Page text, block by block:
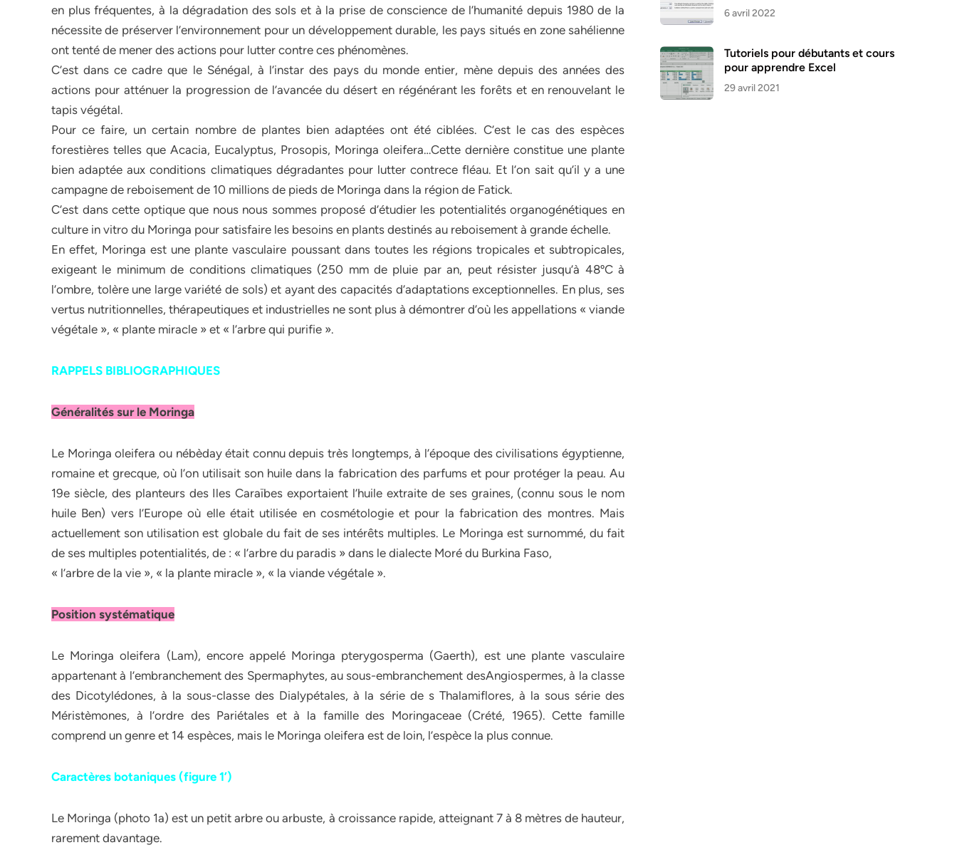
en plus fréquentes, à la dégradation des sols et à la prise de conscience de l’humanité depuis 1980 de la
nécessite de préserver l’environnement pour un développement durable, les pays situés en zone sahélienne
ont tenté de mener des actions pour lutter contre ces phénomènes.
C’est dans ce cadre que le Sénégal, à l’instar des pays du monde entier, mène depuis des années des
actions pour atténuer la progression de l’avancée du désert en régénérant les forêts et en renouvelant le
tapis végétal.
Pour ce faire, un certain nombre de plantes bien adaptées ont été ciblées. C’est le cas des espèces
forestières telles que Acacia, Eucalyptus, Prosopis, Moringa oleifera…Cette dernière constitue une plante
bien adaptée aux conditions climatiques dégradantes pour lutter contrece fléau. Et l’on sait qu’il y a une
campagne de reboisement de 10 millions de pieds de Moringa dans la région de Fatick.
C’est dans cette optique que nous nous sommes proposé d’étudier les potentialités organogénétiques en
culture in vitro du Moringa pour satisfaire les besoins en plants destinés au reboisement à grande échelle.
En effet, Moringa est une plante vasculaire poussant dans toutes les régions tropicales et subtropicales,
exigeant le minimum de conditions climatiques (250 mm de pluie par an, peut résister jusqu’à 48ºC à
l’ombre, tolère une large variété de sols) et ayant des capacités d’adaptations exceptionnelles. En plus, ses
vertus nutritionnelles, thérapeutiques et industrielles ne sont plus à démontrer d’où les appellations « viande
végétale », « plante miracle » et « l’arbre qui purifie ».
RAPPELS BIBLIOGRAPHIQUES
Généralités sur le Moringa
Le Moringa oleifera ou nébèday était connu depuis très longtemps, à l’époque des civilisations égyptienne,
romaine et grecque, où l’on utilisait son huile dans la fabrication des parfums et pour protéger la peau. Au
19e siècle, des planteurs des Iles Caraïbes exportaient l’huile extraite de ses graines, (connu sous le nom
huile Ben) vers l’Europe où elle était utilisée en cosmétologie et pour la fabrication des montres. Mais
actuellement son utilisation est globale du fait de ses intérêts multiples. Le Moringa est surnommé, du fait
de ses multiples potentialités, de : « l’arbre du paradis » dans le dialecte Moré du Burkina Faso,
« l’arbre de la vie », « la plante miracle », « la viande végétale ».
Position systématique
Le Moringa oleifera (Lam), encore appelé Moringa pterygosperma (Gaerth), est une plante vasculaire
appartenant à l’embranchement des Spermaphytes, au sous-embranchement desAngiospermes, à la classe
des Dicotylédones, à la sous-classe des Dialypétales, à la série de s Thalamiflores, à la sous série des
Méristèmones, à l’ordre des Pariétales et à la famille des Moringaceae (Crété, 1965). Cette famille
comprend un genre et 14 espèces, mais le Moringa oleifera est de loin, l’espèce la plus connue.
Caractères botaniques (figure 1’)
Le Moringa (photo 1a) est un petit arbre ou arbuste, à croissance rapide, atteignant 7 à 8 mètres de hauteur,
rarement davantage.
6 avril 2022
Tutoriels pour débutants et cours
pour apprendre Excel
29 avril 2021